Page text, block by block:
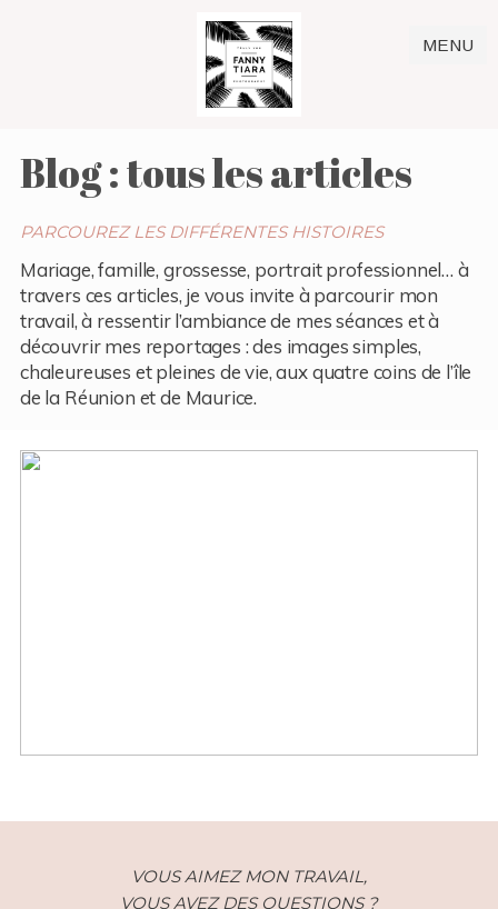
MENU
Blog : tous les articles
PARCOUREZ LES DIFFÉRENTES HISTOIRES
Mariage, famille, grossesse, portrait professionnel… à
travers ces articles, je vous invite à parcourir mon
travail, à ressentir l’ambiance de mes séances et à
découvrir mes reportages : des images simples,
chaleureuses et pleines de vie, aux quatre coins de l’île
de la Réunion et de Maurice.
VOUS AIMEZ MON TRAVAIL,
VOUS AVEZ DES QUESTIONS ?